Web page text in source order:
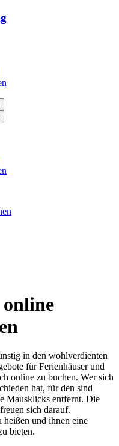
in den wohlverdienten
für Ferienhäuser und
online zu buchen. Wer sich
hat, für den sind
Mausklicks entfernt. Die
sich darauf.
und ihnen eine
bieten.